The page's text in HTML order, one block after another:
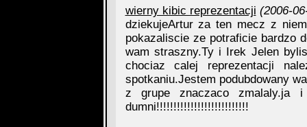
wierny kibic reprezentacji (2006-
dziekujeArtur za ten mecz z
pokazaliscie ze potraficie bardzo
wam straszny.Ty i Irek Jelen
chociaz calej reprezentacji
spotkaniu.Jestem podubdowany
z grupe znaczaco zmalaly.ja
dumni!!!!!!!!!!!!!!!!!!!!!!!!!!!